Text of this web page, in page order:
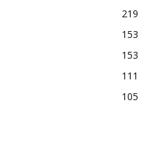
219
153
153
111
105